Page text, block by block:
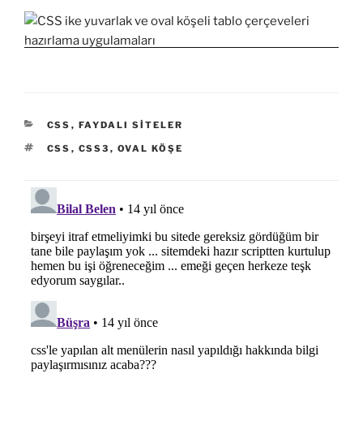
KATEGORILER
CSS , FAYDALI SITELER
ETIKETLER
CSS , CSS3 , OVAL KÖŞE